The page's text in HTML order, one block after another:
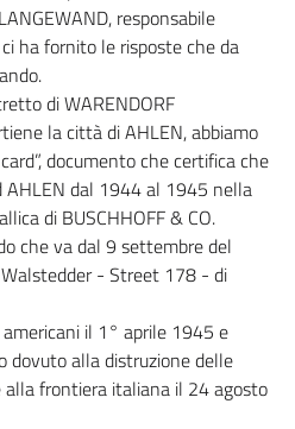
responsabile
ha fornito le risposte che da
di WARENDORF
la città di AHLEN, abbiamo
documento che certifica che
AHLEN dal 1944 al 1945 nella
di BUSCHHOFF & CO.
che va dal 9 settembre del
- Street 178 - di
il 1° aprile 1945 e
dovuto alla distruzione delle
alla frontiera italiana il 24 agosto